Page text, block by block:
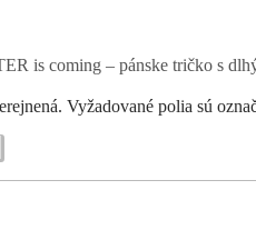
is coming – pánske tričko s
Vyžadované polia sú